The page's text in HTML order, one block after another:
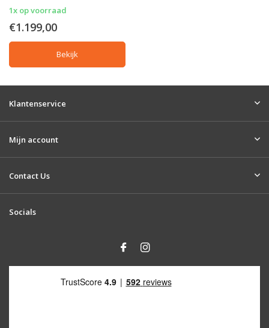
1x op voorraad
€1.199,00
Bekijk
Klantenservice
Mijn account
Contact Us
Socials